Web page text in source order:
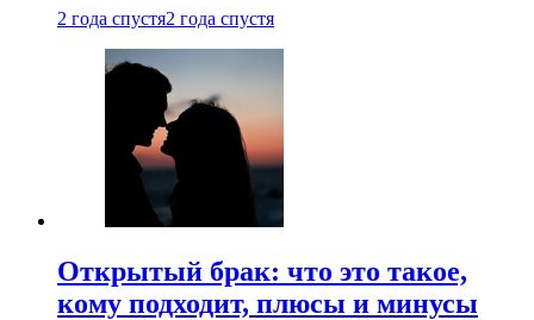
2 года спустя2 года спустя
Открытый брак: что это такое,
кому подходит, плюсы и минусы